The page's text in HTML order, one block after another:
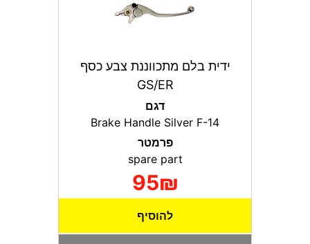
ידית בלם מתכווננת צבע כסף
GS/ER
דגם
Brake Handle Silver F-14
פרמטר
95₪
להוסיף